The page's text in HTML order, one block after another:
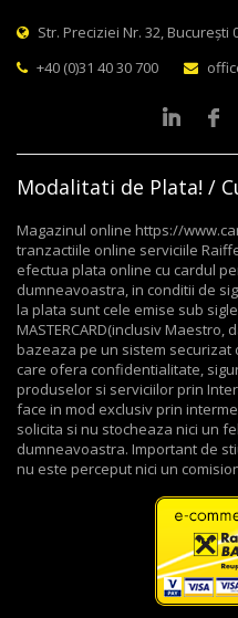
Str. Preciziei Nr. 32, București
+40 (0)31 40 30 700
Modalitati de Plata! /
Magazinul online https://
tranzactiile online serviciile
efectua plata online cu cardul
dumneavoastra, in conditii de
la plata sunt cele emise sub
MASTERCARD(inclusiv Maestro,
bazeaza pe un sistem
care ofera confidentialitate,
produselor si serviciilor prin
face in mod exclusiv prin
solicita si nu stocheaza nici un
dumneavoastra. Important de
nu este perceput nici un